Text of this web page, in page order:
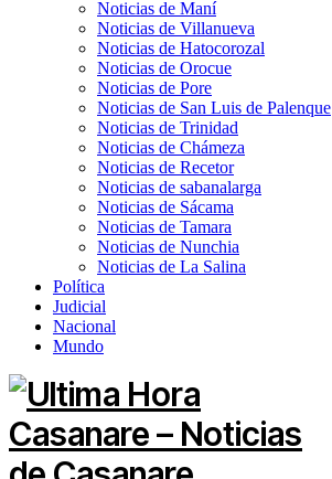
Noticias de Maní
Noticias de Villanueva
Noticias de Hatocorozal
Noticias de Orocue
Noticias de Pore
Noticias de San Luis de Palenque
Noticias de Trinidad
Noticias de Chámeza
Noticias de Recetor
Noticias de sabanalarga
Noticias de Sácama
Noticias de Tamara
Noticias de Nunchia
Noticias de La Salina
Política
Judicial
Nacional
Mundo